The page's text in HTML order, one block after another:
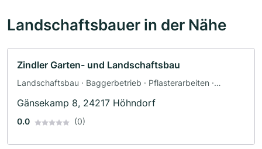
Landschaftsbauer in der Nähe
Zindler Garten- und Landschaftsbau
Landschaftsbau · Baggerbetrieb · Pflasterarbeiten ·
Gänsekamp 8, 24217 Höhndorf
0.0 (0)